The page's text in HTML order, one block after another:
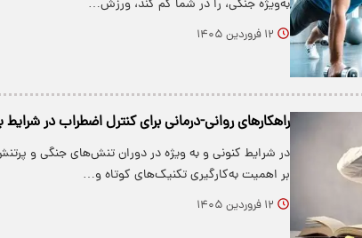
به‌ویژه جنگی، را در شما کم کند، ورزش…
۱۲ فروردین ۱۴۰۵
راهکارهای روانی-درمانی برای کنترل اضطراب در شرایط
در شرایط کنونی و به‌ ویژه در دوران تنش‌های جنگی و
بر اهمیت به‌کارگیری تکنیک‌های کوتاه و…
۱۲ فروردین ۱۴۰۵